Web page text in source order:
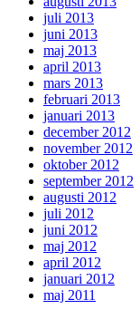
juli 2013
juni 2013
maj 2013
april 2013
mars 2013
februari 2013
januari 2013
december 2012
november 2012
oktober 2012
september 2012
augusti 2012
juli 2012
juni 2012
maj 2012
april 2012
januari 2012
maj 2011